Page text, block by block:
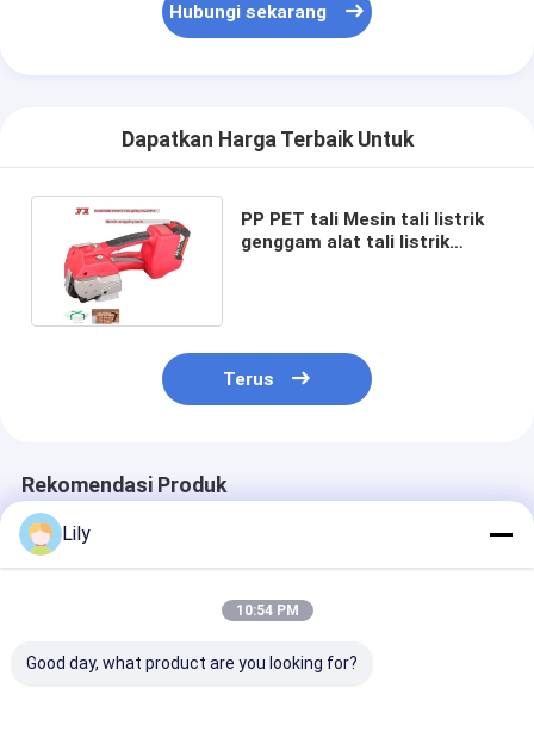
Hubungi sekarang
Dapatkan Harga Terbaik Untuk
PP PET tali Mesin tali listrik
genggam alat tali listrik
Terus
Rekomendasi Produk
Lily
10:54 PM
Good day, what product are you looking for?